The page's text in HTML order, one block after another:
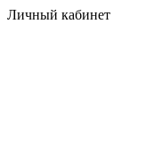
Личный кабинет